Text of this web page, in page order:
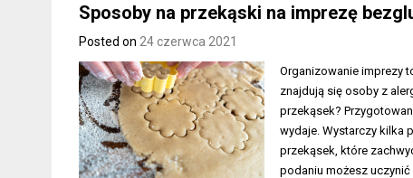
Sposoby na przekąski na imprezę
Posted on 24 czerwca 2021
Organizowanie imprezy
znajdują się osoby z
przekąsek?
wydaje. Wystarczy kilka
przekąsek, które
podaniu możesz